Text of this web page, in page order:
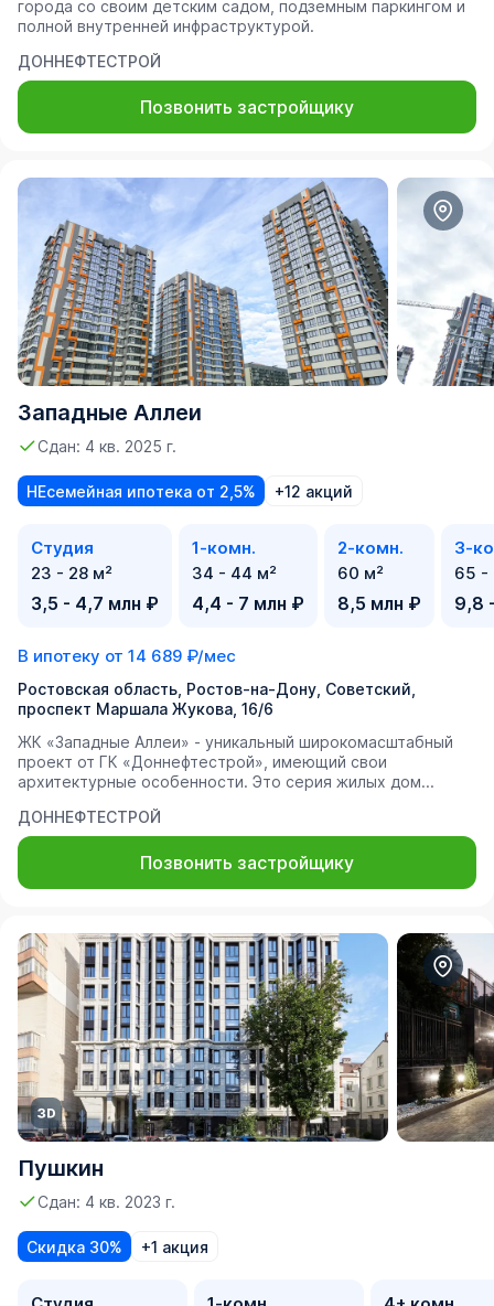
города со своим детским садом, подземным паркингом и
полной внутренней инфраструктурой.
ДОННЕФТЕСТРОЙ
Позвонить застройщику
Западные Аллеи
Сдан: 4 кв. 2025 г.
НЕсемейная ипотека от 2,5% +12 акций
Студия
23 - 28 м²
3,5 - 4,7 млн ₽
1-комн.
34 - 44 м²
4,4 - 7 млн ₽
2-комн.
60 м²
8,5 млн ₽
3-
65 -
9,8
В ипотеку от 14 689 ₽/мес
Ростовская область, Ростов-на-Дону, Советский,
проспект Маршала Жукова, 16/6
ЖК «Западные Аллеи» - уникальный широкомасштабный
проект от ГК «Доннефтестрой», имеющий свои
архитектурные особенности. Это серия жилых дом...
ДОННЕФТЕСТРОЙ
Позвонить застройщику
Пушкин
Сдан: 4 кв. 2023 г.
Скидка 30% +1 акция